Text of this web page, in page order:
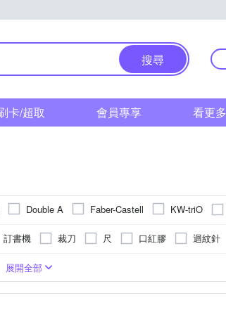
搜尋
卡/超取 會員專享 看更多
Double A Faber-Castell KW-triO
NT Cutter OLFA PANTONE
筆樂 PENROTE 雄獅
訂書機 裁刀 尺 口紅膠 迴紋針
/鉛筆盒
器/鉛筆調整器 印泥 捲尺 筆芯
繪畫
展開全部